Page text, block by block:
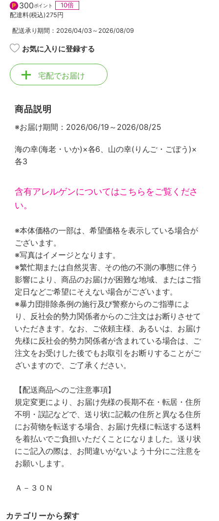
300ポイント
10倍
配達料(税込)275円
配送承り期間：2026/04/03～2026/08/09
お気に入りに登録する
宅配でお届け
商品説明
※お届け期間：2026/06/19～2026/08/25
海の幸(海老・いか)×各6、山の幸(りんご・ごぼう)×
各3
含有アレルゲンについてはこちらをご覧くださ
い。
※本体価格の一部は、希望価格を表示している場合が
ございます。
※写真はイメージとなります。
※繁忙期または自然災害、その他の不測の事態に伴う
影響により、商品のお届けが困難な地域、またはご指
定日などご希望にそえない場合がございます。
※暴力団排除条例の施行及び警察からのご指導によ
り、反社会的勢力関係者からのご注文はお断りさせて
いただきます。なお、ご依頼主様、あるいは、お届け
先様に反社会的勢力関係者が含まれている場合は、ご
注文をお受けした後でもお取引をお断りすることがご
ざいますので、ご了承ください。
【配送商品へのご注意事項】
規定変更により、お届け先様の長期不在・転居・住所
不明・誤記などで、送り状に記載の住所と異なる住所
にお荷物を転送する場合、お届け先様に転送する送料
を着払いでご負担いただくことになりました。送り状
にご記入の際は、お間違いがないよう十分にご注意を
お願いします。
Ａ－３０Ｎ
カテゴリーから探す